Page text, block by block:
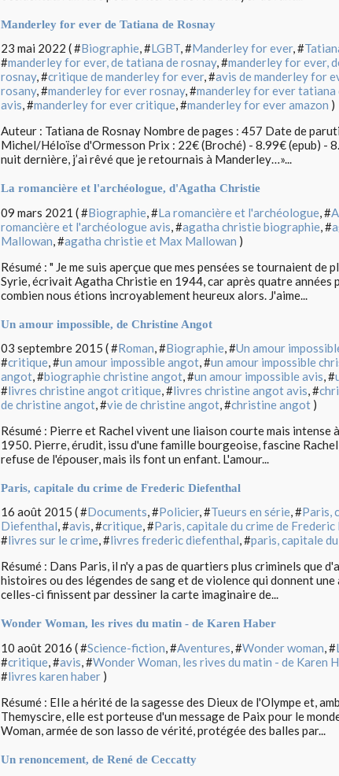
Manderley for ever de Tatiana de Rosnay
23 mai 2022 ( #Biographie, #LGBT, #Manderley for ever, #
#manderley for ever, de tatiana de rosnay, #manderley for ever,
rosnay, #critique de manderley for ever, #avis de manderley for
rosany, #manderley for ever rosnay, #manderley for ever tatiana
avis, #manderley for ever critique, #manderley for ever amazon )
Auteur : Tatiana de Rosnay Nombre de pages : 457 Date de
Michel/Héloïse d'Ormesson Prix : 22€ (Broché) - 8.99€ (epub) -
nuit dernière, j’ai rêvé que je retournais à Manderley…»...
La romancière et l'archéologue, d'Agatha Christie
09 mars 2021 ( #Biographie , #La romancière et l'archéologue , #
romancière et l'archéologue avis , #agatha christie biographie , #
Mallowan , #agatha christie et Max Mallowan )
Résumé : " Je me suis aperçue que mes pensées se tournaient de
Syrie, écrivait Agatha Christie en 1944, car après quatre années
combien nous étions incroyablement heureux alors. J'aime...
Un amour impossible, de Christine Angot
03 septembre 2015 ( #Roman, #Biographie, #Un amour
#critique, #un amour impossible angot, #un amour impossible
angot, #biographie christine angot, #un amour impossible avis, #
#livres christine angot critique, #livres christine angot avis, #
de christine angot, #vie de christine angot, #christine angot )
Résumé : Pierre et Rachel vivent une liaison courte mais intense
1950. Pierre, érudit, issu d'une famille bourgeoise, fascine
refuse de l'épouser, mais ils font un enfant. L'amour...
Paris, capitale du crime de Frederic Diefenthal
16 août 2015 ( #Documents, #Policier, #Tueurs en série, #Paris,
Diefenthal, #avis, #critique, #Paris, capitale du crime de
#livres sur le crime, #livres frederic diefenthal, #paris, capitale
Résumé : Dans Paris, il n'y a pas de quartiers plus criminels que
histoires ou des légendes de sang et de violence qui donnent
celles-ci finissent par dessiner la carte imaginaire de...
Wonder Woman, les rives du matin - de Karen Haber
10 août 2016 ( #Science-fiction, #Aventures, #Wonder woman, #
#critique, #avis, #Wonder Woman, les rives du matin - de Karen
#livres karen haber )
Résumé : EIle a hérité de la sagesse des Dieux de l'Olympe et,
Themyscire, elle est porteuse d'un message de Paix pour le
Woman, armée de son lasso de vérité, protégée des balles par...
Un renoncement, de René de Ceccatty